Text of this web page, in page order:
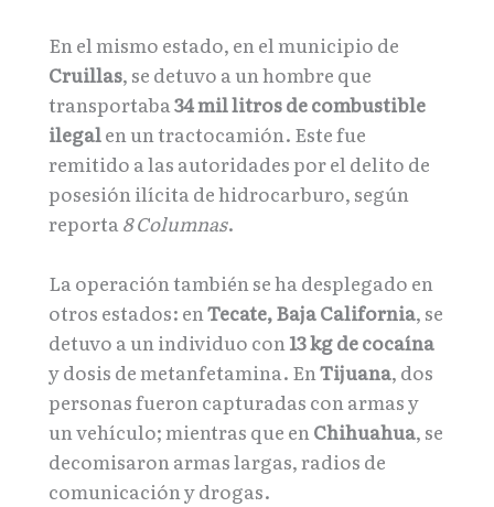
En el mismo estado, en el municipio de
Cruillas, se detuvo a un hombre que
transportaba 34 mil litros de combustible
ilegalen un tractocamión. Este fue
remitido a las autoridades por el delito de
posesión ilícita de hidrocarburo, según
reporta 8 Columnas.
La operación también se ha desplegado en
otros estados: enTecate, Baja California, se
detuvo a un individuo con13 kg de cocaína
y dosis de metanfetamina. EnTijuana, dos
personas fueron capturadas con armas y
un vehículo; mientras que enChihuahua, se
decomisaron armas largas, radios de
comunicación y drogas.